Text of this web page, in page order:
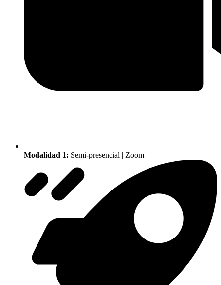
Modalidad 1: Semi-presencial | Zoom